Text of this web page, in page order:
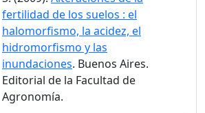
fertilidad de los suelos : el
halomorfismo, la acidez, el
hidromorfismo y las
inundaciones. Buenos Aires.
Editorial de la Facultad de
Agronomía.